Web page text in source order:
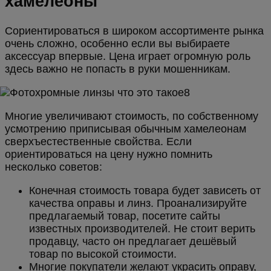
Сориентироваться в широком ассортименте рынка
очень сложно, особенно если вы выбираете
аксессуар впервые. Цена играет огромную роль
здесь важно не попасть в руки мошенникам.
Многие увеличивают стоимость, по собственному
усмотрению приписывая обычным хамелеонам
сверхъестественные свойства. Если
ориентироваться на цену нужно помнить
несколько советов:
Конечная стоимость товара будет зависеть от
качества оправы и линз. Проанализируйте
предлагаемый товар, посетите сайты
известных производителей. Не стоит верить
продавцу, часто он предлагает дешёвый
товар по высокой стоимости.
Многие покупатели желают украсить оправу,